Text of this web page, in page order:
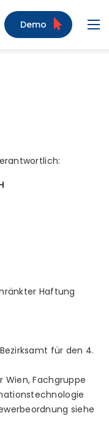
Demo
Haftung
für den 4.
Fachgruppe
siehe